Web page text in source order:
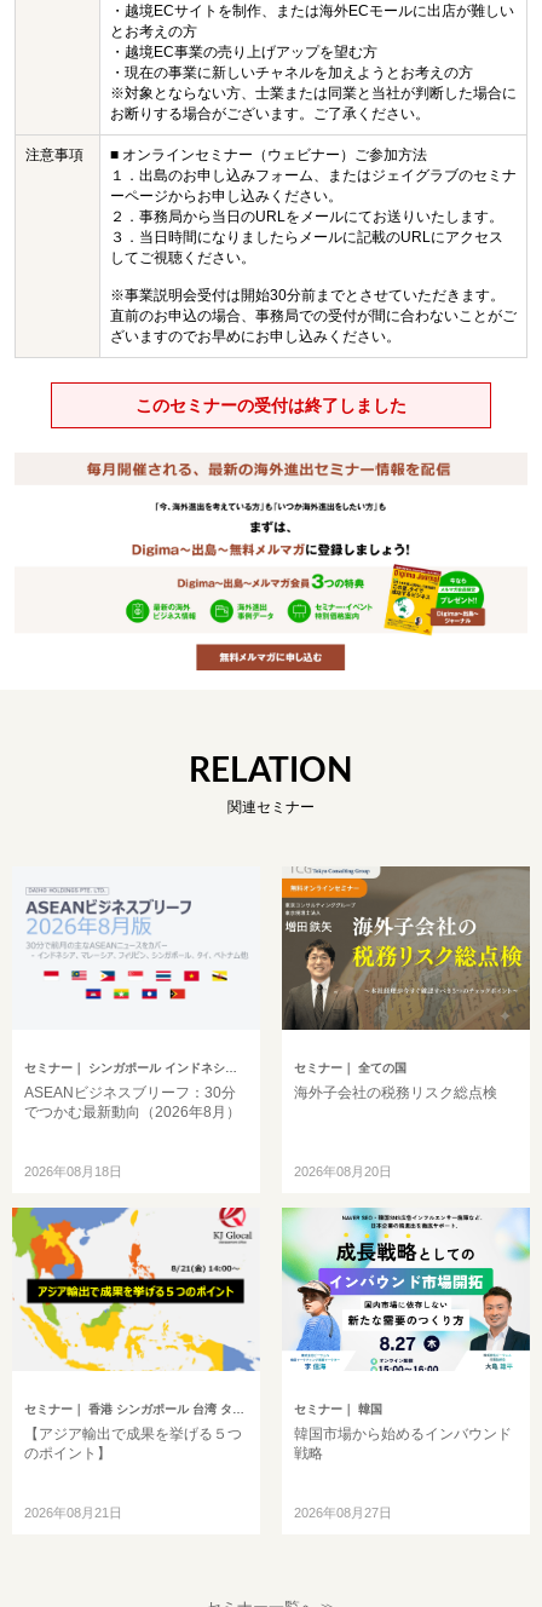
・越境ECサイトを制作、または海外ECモールに出店が難しい
とお考えの方
・越境EC事業の売り上げアップを望む方
・現在の事業に新しいチャネルを加えようとお考えの方
※対象とならない方、士業または同業と当社が判断した場合に
お断りする場合がございます。ご了承ください。
注意事項
■ オンラインセミナー（ウェビナー）ご参加方法
１．出島のお申し込みフォーム、またはジェイグラブのセミナ
ーページからお申し込みください。
２．事務局から当日のURLをメールにてお送りいたします。
３．当日時間になりましたらメールに記載のURLにアクセス
してご視聴ください。
※事業説明会受付は開始30分前までとさせていただきます。
直前のお申込の場合、事務局での受付が間に合わないことがご
ざいますのでお早めにお申し込みください。
このセミナーの受付は終了しました
RELATION
関連セミナー
セミナー ｜ シンガポール インドネシア ベトナム タイ フィリピン マレーシア ミャンマー カンボジア その他アジア
ASEANビジネスブリーフ：30分
でつかむ最新動向（2026年8月）
2026年08月18日
セミナー｜ 全ての国
海外子会社の税務リスク総点検
2026年08月20日
セミナー ｜ 香港 シンガポール 台湾 タイ マレーシア
【アジア輸出で成果を挙げる５つ
のポイント】
2026年08月21日
セミナー｜ 韓国
韓国市場から始めるインバウンド
戦略
2026年08月27日